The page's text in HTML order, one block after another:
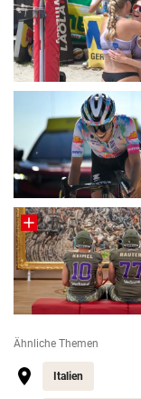
Ähnliche Themen
Italien